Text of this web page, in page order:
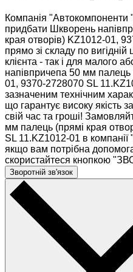
Компанія "Автокомпоненти
придбати Шкворень
края отворів) KZ1012-01,
прямо зі складу по вигідній
клієнта - так і для малого
напівпричепа 50 мм палець
01, 9370-2728070 SL
зазначеним технічним
що гарантує високу якість
свій час та гроші!
мм палець (прямі края
SL 11.KZ1012-01 в
якщо вам потрібна
скористайтеся кнопкою
Зворотній зв'язок